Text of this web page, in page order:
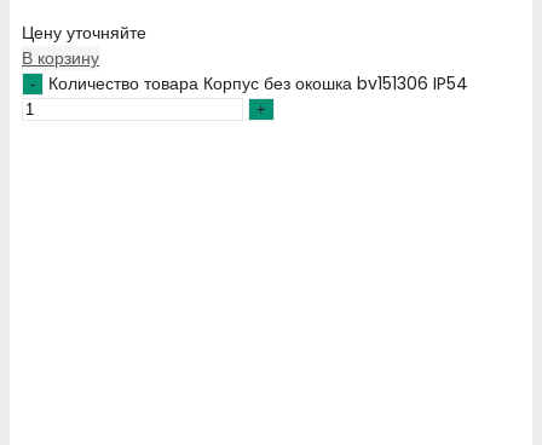
Цену уточняйте
В корзину
Количество товара Корпус без окошка bv151306 IP54